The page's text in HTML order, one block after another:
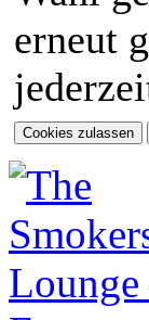
erneut